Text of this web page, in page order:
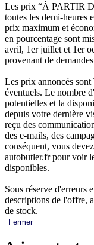
Les prix “À PARTIR
toutes les demi-heures
prix maximum et
en pourcentage sont
avril, 1er juillet et 1er
provenant de
Les prix annoncés
éventuels. Le nombre
potentielles et la
depuis votre dernière
reçu des
des e-mails, des
conséquent, vous
autobutler.fr pour voir
disponibles.
Sous réserve d'erreurs
descriptions de l'offre,
de stock.
Fermer